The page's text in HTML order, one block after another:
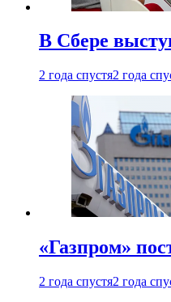
В Сбере
2 года спустя2 года
«Газпром»
2 года спустя2 года